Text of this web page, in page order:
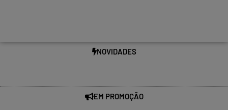
NOVIDADES
EM PROMOÇÃO